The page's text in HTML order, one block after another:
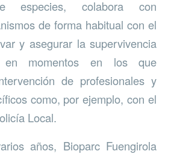
especies, colabora con
de forma habitual con el
y asegurar la supervivencia
en momentos en los que
de profesionales y
como, por ejemplo, con el
Local.
años, Bioparc Fuengirola